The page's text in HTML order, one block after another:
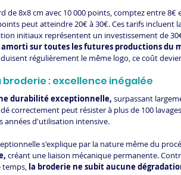
de 8x8 cm avec 10 000 points, comptez entre
peut atteindre 20€ à 30€. Ces tarifs
initiaux représentent un investissement de
sur toutes les futures productions du
régulièrement le même logo, ce coût
broderie : excellence inégalée
durabilité exceptionnelle, surpassant
correctement peut résister à plus de 100
années d'utilisation intensive.
s'explique par la nature même du
créant une liaison mécanique permanente.
temps, la broderie ne subit aucune